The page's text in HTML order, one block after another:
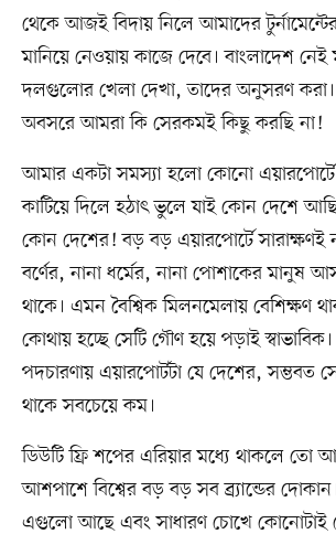
থেকে আজই বিদায় নিলে আমাদের
মানিয়ে নেওয়ায় কাজে দেবে। বাংলাদেশ নেই
দলগুলোর খেলা দেখা, তাদের অনুসরণ করা।
অবসরে আমরা কি সেরকমই কিছু করছি না!
আমার একটা সমস্যা হলো কোনো
কাটিয়ে দিলে হঠাৎ ভুলে যাই কোন দেশে
কোন দেশের! বড় বড় এয়ারপোর্টে সারাক্ষণই
বর্ণের, নানা ধর্মের, নানা পোশাকের মানুষ
থাকে। এমন বৈশ্বিক মিলনমেলায় বেশিক্ষণ
কোথায় হচ্ছে সেটি গৌণ হয়ে পড়াই
পদচারণায় এয়ারপোর্টটা যে দেশের, সম্ভবত
থাকে সবচেয়ে কম।
ডিউটি ফ্রি শপের এরিয়ার মধ্যে থাকলে তো
আশপাশে বিশ্বের বড় বড় সব ব্র্যান্ডের
এগুলো আছে এবং সাধারণ চোখে কোনোটাই